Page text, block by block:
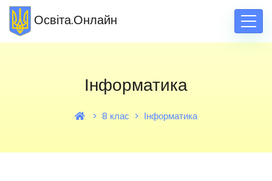
Освіта.Онлайн
Інформатика
8 клас Інформатика